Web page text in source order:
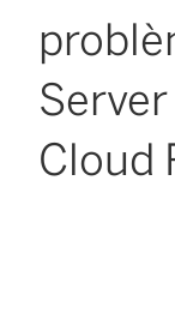
Cloud